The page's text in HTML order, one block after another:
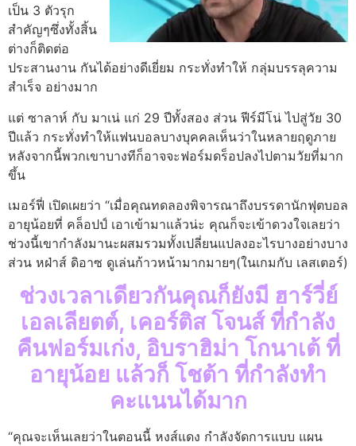
เป็น 3 ตัวรุก
สำคัญๆซึ่งทั้งสิ้น
ต่างก็ติดต่อ
ประสานงาน กันได้อย่างดีเยี่ยม กระทั่งทำให้ กลุ่มบรรลุความ
สำเร็จ อย่างมาก
แต่ ซาลาห์ กับ มาเน่ แก่ 29 ปีทั้งสอง ส่วน ฟีร์มีโน่ ไปสู่วัย 30
ปีแล้ว กระทั่งทำให้แฟนบอลบางบุคคลเห็นว่าในหลายฤดูภาย
หลังจากนี้พวกเขาบางทีก็อาจจะฟอร์มดร็อปลงไปตามวัยที่มาก
ขึ้น
เมอร์ฟี่ เปิดเผยว่า “เมื่อคุณทดลองพิจารณาถึงบรรดานักฟุตบอล
อายุน้อยที่ คล็อปป์ เอาเข้ามาแล้วน่ะ คุณก็จะเข้าดวงใจเลยว่า
ช่วงนี้เขากำลังมานะผสมรวมทั้งเปลี่ยนแปลงอะไรบางอย่างบาง
ส่วน หฝ่าส์ ดิอาซ ดูเล่นก้าวหน้ามากมายๆ(ในเกมกับ เลสเตอร์)
ช่วงเวลาเดียวกันคุณก็ยังมี ฮาร์วี่ย์
เอลเลียตต์, เคอร์ติส โจนส์ ที่กำลัง
คืนฟอร์มเก่ง, อิบราฮิม่า โกนาเต้ ที่
อายุน้อย แล้วก็ โชต้า ที่กำลังทำ
คะแนนได้มาก
“คุณจะเห็นเลยว่าในตอนนี้ หงส์แดง กำลังจัดการแบบ แผน